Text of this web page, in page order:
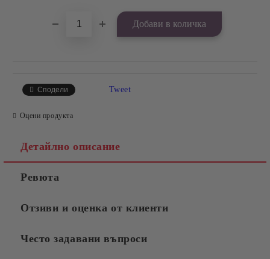
Сподели Tweet
Оцени продукта
Детайлно описание
Ревюта
Отзиви и оценка от клиенти
Често задавани въпроси